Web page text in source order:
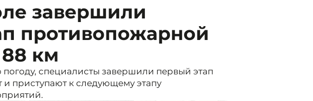
завершили
противопожарной
км
специалисты завершили первый этап
приступают к следующему этапу